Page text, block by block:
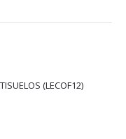
(LECOF12)